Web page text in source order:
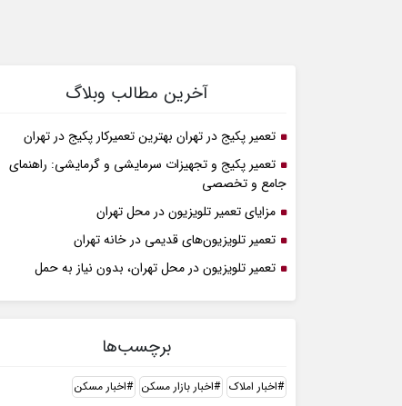
آخرین مطالب وبلاگ
تعمیر پکیج در تهران بهترین تعمیرکار پکیج در تهران
تعمیر پکیج و تجهیزات سرمایشی و گرمایشی: راهنمای
جامع و تخصصی
مزایای تعمیر تلویزیون در محل تهران
تعمیر تلویزیون‌های قدیمی در خانه تهران
تعمیر تلویزیون در محل تهران، بدون نیاز به حمل
برچسب‌ها
اخبار املاک اخبار بازار مسکن
اخبار مسکن